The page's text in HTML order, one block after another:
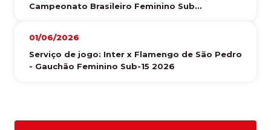
Campeonato Brasileiro Feminino Sub...
01/06/2026
Serviço de jogo: Inter x Flamengo de São Pedro
- Gauchão Feminino Sub-15 2026